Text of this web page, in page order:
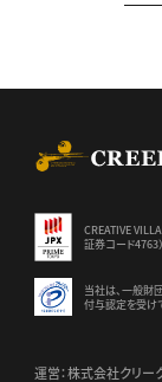
CREATIVE
証券コード4763
当社は、一般財
付与認定を受け
運営：株式会社クリー